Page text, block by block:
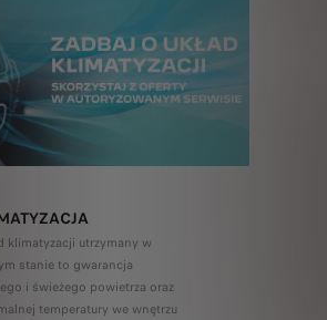
klimatyzacji utrzymany w
stanie to gwarancja
i świeżego powietrza oraz
temperatury we wnętrzu